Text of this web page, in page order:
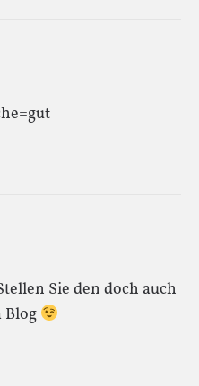
Sie den doch auch
Blog